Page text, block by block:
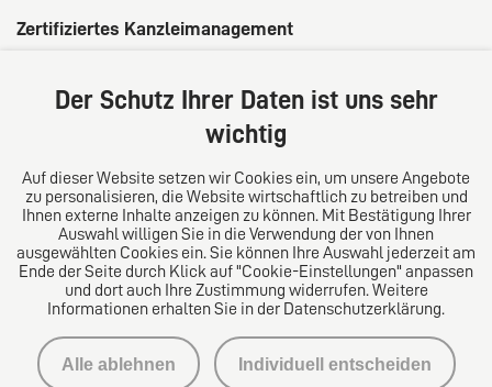
Zertifiziertes Kanzleimanagement
Datenschutzerklärung
Der Schutz Ihrer Daten ist uns sehr
wichtig
Auf dieser Website setzen wir Cookies ein, um unsere Angebote
zu personalisieren, die Website wirtschaftlich zu betreiben und
Ihnen externe Inhalte anzeigen zu können. Mit Bestätigung Ihrer
Auswahl willigen Sie in die Verwendung der von Ihnen
ausgewählten Cookies ein. Sie können Ihre Auswahl jederzeit am
Ende der Seite durch Klick auf "Cookie-Einstellungen" anpassen
und dort auch Ihre Zustimmung widerrufen. Weitere
Informationen erhalten Sie in der Datenschutzerklärung.
Alle ablehnen Individuell entscheiden